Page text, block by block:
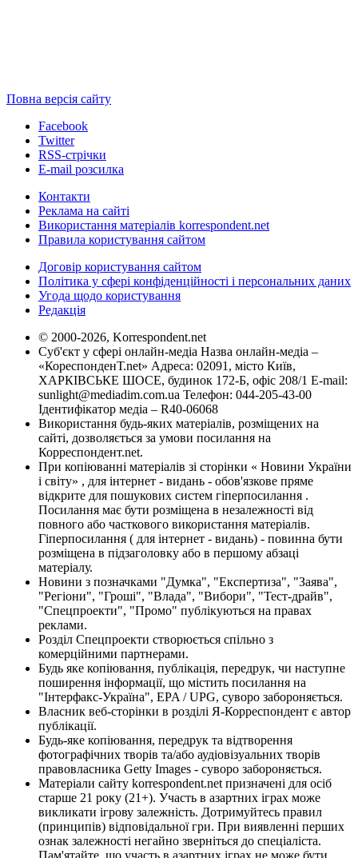
Повна версія сайту
Facebook
Twitter
RSS-стрічки
E-mail розсилка
Контакти
Реклама на сайті
Використання матеріалів korrespondent.net
Правила користування сайтом
Договір користування сайтом
Політика у сфері конфіденційності і персональних даних
Угода щодо користування
Редакція
© 2000-2026, Korrespondent.net
Суб'єкт у сфері онлайн-медіа Назва онлайн-медіа –
«КореспонденТ.net» Адреса: 02091, місто Київ,
ХАРКІВСЬКЕ ШОСЕ, будинок 172-Б, офіс 208/1 E-mail:
sunlight@mediadim.com.ua Телефон: 044-205-43-00
Ідентифікатор медіа – R40-06068
Використання будь-яких матеріалів, розміщених на
сайті, дозволяється за умови посилання на
Корреспондент.net.
При копіюванні матеріалів зі сторінки « Новини України
і світу» , для інтернет - видань - обов'язкове пряме
відкрите для пошукових систем гіперпосилання .
Посилання має бути розміщена в незалежності від
повного або часткового використання матеріалів.
Гіперпосилання ( для інтернет - видань) - повинна бути
розміщена в підзаголовку або в першому абзаці
матеріалу.
Новини з позначками "Думка", "Експертиза", "Заява",
"Регіони", "Гроші", "Влада", "Вибори", "Тест-драйв",
"Спецпроекти", "Промо" публікуються на правах
реклами.
Розділ Спецпроекти створюється спільно з
комерційними партнерами.
Будь яке копіювання, публікація, передрук, чи наступне
поширення інформації, що містить посилання на
"Інтерфакс-Україна", EPA / UPG, суворо забороняється.
Власник веб-сторінки в розділі Я-Корреспондент є автор
публікації.
Будь-яке копіювання, передрук та відтворення
фотографічних творів та/або аудіовізуальних творів
правовласника Getty Images - суворо забороняється.
Матеріали сайту korrespondent.net призначені для осіб
старше 21 року (21+). Участь в азартних іграх може
викликати ігрову залежність. Дотримуйтесь правил
(принципів) відповідальної гри. При виявленні перших
ознак залежності негайно зверніться до спеціаліста.
Пам'ятайте, що участь в азартних іграх не може бути